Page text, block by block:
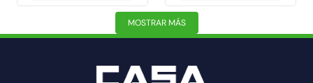
MOSTRAR MÁS